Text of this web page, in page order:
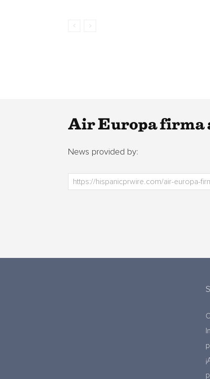
Air Europa firma
News provided by: